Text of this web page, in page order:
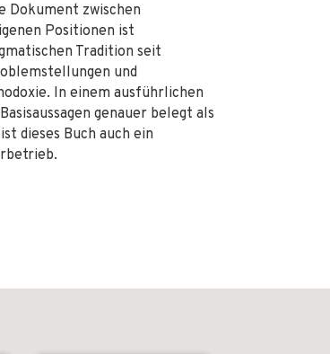
Dokument zwischen
Positionen ist
Tradition seit
und
In einem ausführlichen
genauer belegt als
dieses Buch auch ein